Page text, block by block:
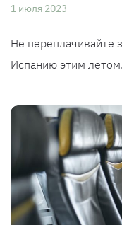
1 июля 2023
Не переплачивайте
Испанию этим летом.